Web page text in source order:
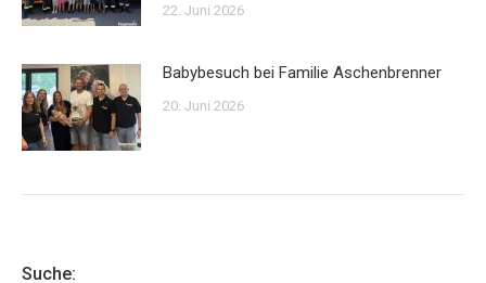
22. Juni 2026
Babybesuch bei Familie Aschenbrenner
20. Juni 2026
Suche: